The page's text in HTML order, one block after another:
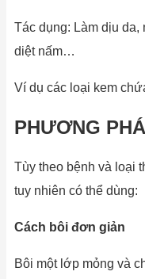
Tác dụng: Làm dịu da,
diệt nấm…
Ví dụ các loại kem
PHƯƠNG
Tùy theo bệnh và loại
tuy nhiên có thể dùng:
Cách bôi đơn giản
Bôi một lớp mỏng và